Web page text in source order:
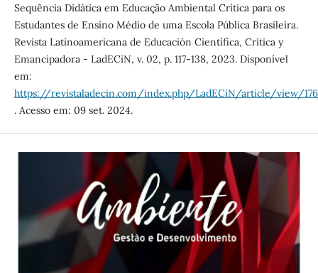
Sequência Didática em Educação Ambiental Crítica para os
Estudantes de Ensino Médio de uma Escola Pública Brasileira.
Revista Latinoamericana de Educación Científica, Crítica y
Emancipadora - LadECiN, v. 02, p. 117-138, 2023. Disponível
em:
https://revistaladecin.com/index.php/LadECiN/article/view/
. Acesso em: 09 set. 2024.